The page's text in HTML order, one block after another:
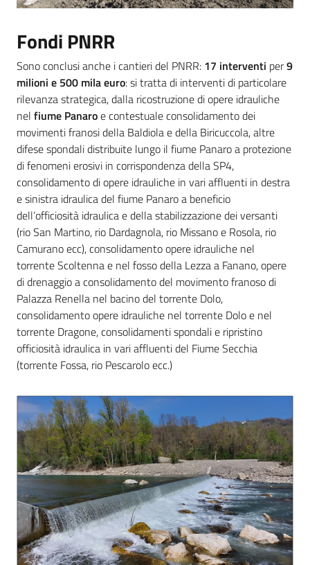
Fondi PNRR
Sono conclusi anche i cantieri del PNRR: 17 interventi per9
milioni e 500 mila euro: si tratta di interventi di particolare
rilevanza strategica, dalla ricostruzione di opere idrauliche
nel fiume Panaroe contestuale consolidamento dei
movimenti franosi della Baldiola e della Biricuccola, altre
difese spondali distribuite lungo il fiume Panaro a protezione
di fenomeni erosivi in corrispondenza della SP4,
consolidamento di opere idrauliche in vari affluenti in destra
e sinistra idraulica del fiume Panaro a beneficio
dell’officiosità idraulica e della stabilizzazione dei versanti
(rio San Martino, rio Dardagnola, rio Missano e Rosola, rio
Camurano ecc), consolidamento opere idrauliche nel
torrente Scoltenna e nel fosso della Lezza a Fanano, opere
di drenaggio a consolidamento del movimento franoso di
Palazza Renella nel bacino del torrente Dolo,
consolidamento opere idrauliche nel torrente Dolo e nel
torrente Dragone, consolidamenti spondali e ripristino
officiosità idraulica in vari affluenti del Fiume Secchia
(torrente Fossa, rio Pescarolo ecc.)